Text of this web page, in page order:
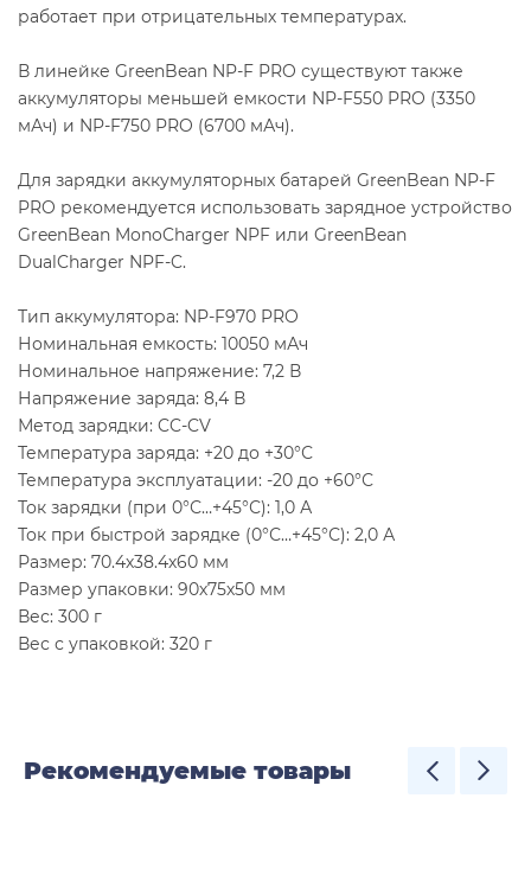
работает при отрицательных температурах.
В линейке GreenBean NP-F PRO существуют также
аккумуляторы меньшей емкости NP-F550 PRO (3350
мАч) и NP-F750 PRO (6700 мАч).
Для зарядки аккумуляторных батарей GreenBean NP-F
PRO рекомендуется использовать зарядное устройство
GreenBean MonoCharger NPF или GreenBean
DualCharger NPF-C.
Тип аккумулятора: NP-F970 PRO
Номинальная емкость: 10050 мАч
Номинальное напряжение: 7,2 В
Напряжение заряда: 8,4 В
Метод зарядки: CC-CV
Температура заряда: +20 до +30°С
Температура эксплуатации: -20 до +60°С
Ток зарядки (при 0°С…+45°С): 1,0 А
Ток при быстрой зарядке (0°С…+45°С): 2,0 А
Размер: 70.4х38.4х60 мм
Размер упаковки: 90х75х50 мм
Вес: 300 г
Вес с упаковкой: 320 г
Рекомендуемые товары